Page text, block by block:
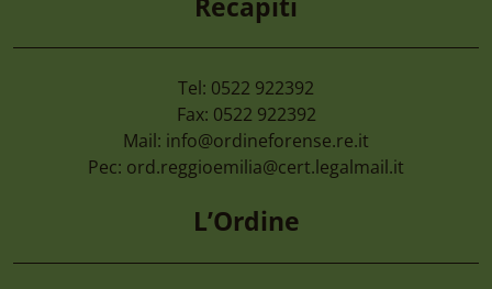
Tel: 0522 922392
Fax: 0522 922392
Mail: info@ordineforense.re.it
Pec: ord.reggioemilia@cert.legalmail.it
L’Ordine